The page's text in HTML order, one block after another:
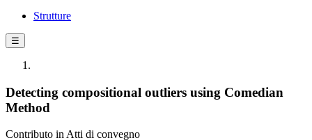
Strutture
☰
Detecting compositional outliers using Comedian
Method
Contributo in Atti di convegno